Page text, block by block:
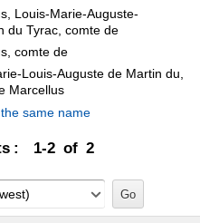
Louis-Marie-Auguste-
du Tyrac, comte de
comte de
Louis-Auguste de Martin du,
Marcellus
same name
1-2 of 2